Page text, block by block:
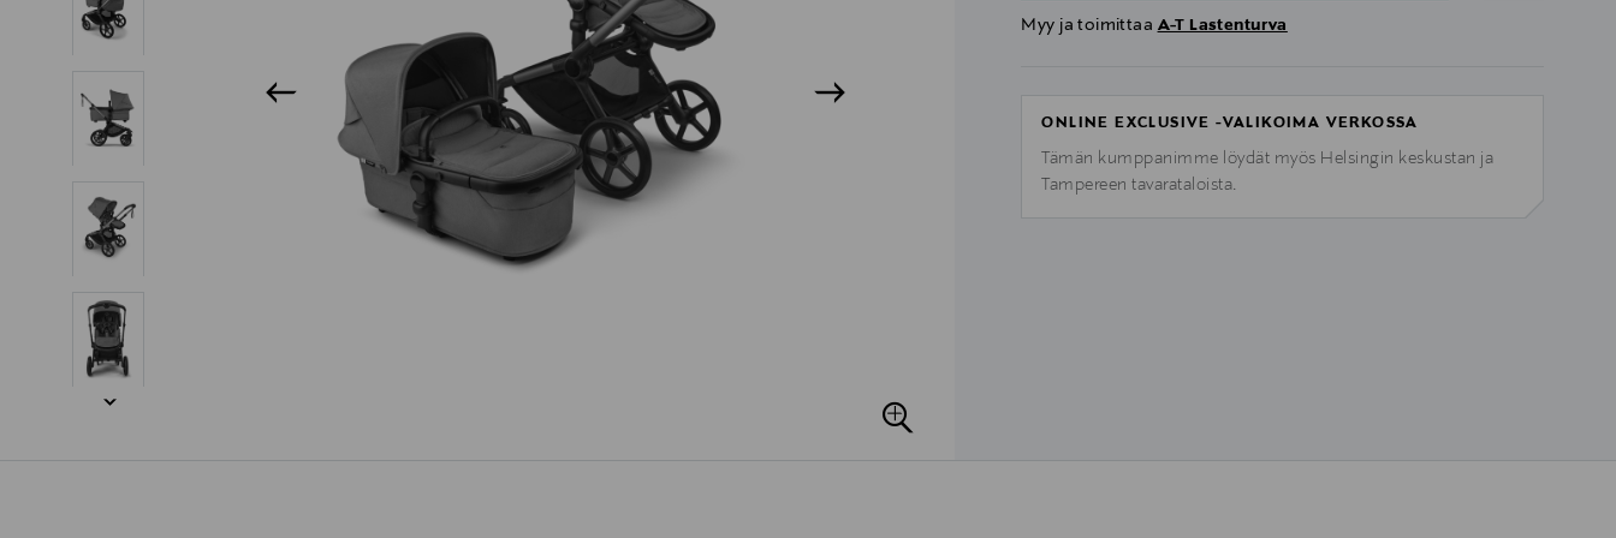
Myy ja toimittaa A-T Lastenturva
ONLINE EXCLUSIVE -VALIKOIMA VERKOSSA
Tämän kumppanimme löydät myös Helsingin keskustan ja
Tampereen tavarataloista.